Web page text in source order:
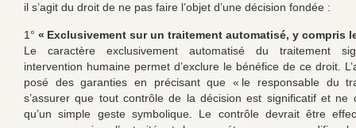
il s’agit du droit de ne pas faire l’objet d’une décision fondée :
1° « Exclusivement sur un traitement automatisé, y compris
Le caractère exclusivement automatisé du traitement
intervention humaine permet d’exclure le bénéfice de ce droit.
posé des garanties en précisant que « le responsable du
s’assurer que tout contrôle de la décision est significatif et ne
qu’un simple geste symbolique. Le contrôle devrait être